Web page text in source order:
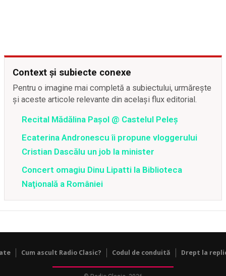
Context și subiecte conexe
Pentru o imagine mai completă a subiectului, urmărește
și aceste articole relevante din același flux editorial.
Recital Mădălina Pașol @ Castelul Peleș
Ecaterina Andronescu îi propune vloggerului
Cristian Dascălu un job la minister
Concert omagiu Dinu Lipatti la Biblioteca
Naţională a României
Cum ascult Radio Clasic? Codul de conduită Drept la